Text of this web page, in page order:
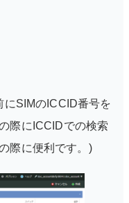
SIMのICCID番号を
際にICCIDでの検索
際に便利です。)